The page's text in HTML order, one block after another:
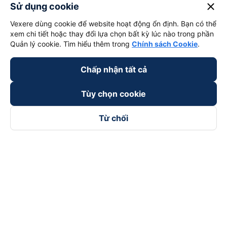
Sử dụng cookie close
Vexere dùng cookie để website hoạt động ổn định. Bạn có thể
xem chi tiết hoặc thay đổi lựa chọn bất kỳ lúc nào trong phần
Quản lý cookie. Tìm hiểu thêm trong Chính sách Cookie.
Chấp nhận tất cả
Tùy chọn cookie
Từ chối